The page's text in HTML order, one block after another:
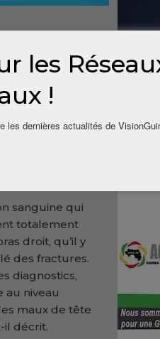
par des
première fois
sur les
qu’après
tout. Des maux
plus sur le
sanguine qui
totalement
droit, qu’il y
des fractures.
diagnostics,
au niveau
maux de tête
il décrit.
les
!
les dernières actualités de